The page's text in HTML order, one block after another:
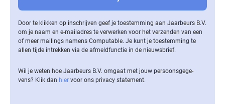
Door te klikken op inschrijven geef je toestemming aan Jaarbeurs B.V.
om je naam en e-mailadres te verwerken voor het verzenden van een
of meer mailings namens Computable. Je kunt je toestemming te
allen tijde intrekken via de af­meld­func­tie in de nieuwsbrief.
Wil je weten hoe Jaarbeurs B.V. omgaat met jouw per­soons­ge­ge­
vens? Klik dan hier voor ons privacy statement.